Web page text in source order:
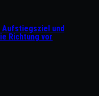
Aufstiegsziel und
Richtung vor